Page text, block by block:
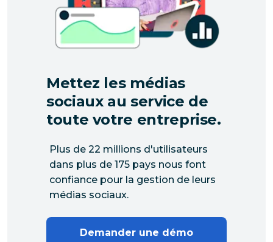
Mettez les médias
sociaux au service de
toute votre entreprise.
Plus de 22 millions d'utilisateurs
dans plus de 175 pays nous font
confiance pour la gestion de leurs
médias sociaux.
Demander une démo